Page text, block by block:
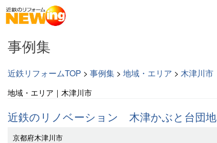
事例集
近鉄リフォームTOP > 事例集 > 地域・エリア > 木津川市
地域・エリア｜木津川市
近鉄のリノベーション 木津かぶと台団地
京都府木津川市